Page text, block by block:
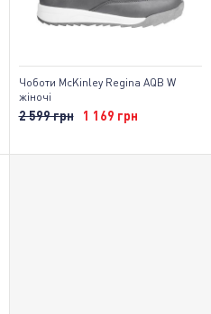
Чоботи McKinley Regina AQB W
жіночі
2 599 грн 1 169 грн